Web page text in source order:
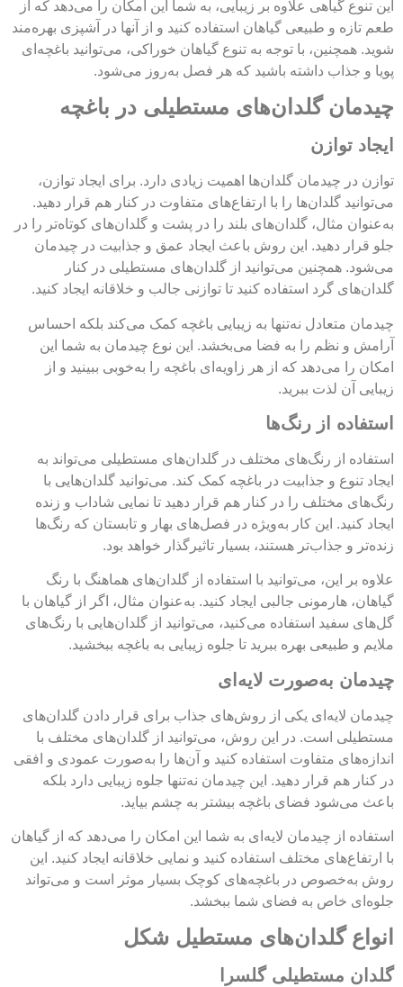
این تنوع گیاهی علاوه بر زیبایی، به شما این امکان را می‌دهد که از
طعم تازه و طبیعی گیاهان استفاده کنید و از آنها در آشپزی بهره‌مند
شوید. همچنین، با توجه به تنوع گیاهان خوراکی، می‌توانید باغچه‌ای
پویا و جذاب داشته باشید که هر فصل به‌روز می‌شود.
چیدمان گلدان‌های مستطیلی در باغچه
ایجاد توازن
توازن در چیدمان گلدان‌ها اهمیت زیادی دارد. برای ایجاد توازن،
می‌توانید گلدان‌ها را با ارتفاع‌های متفاوت در کنار هم قرار دهید.
به‌عنوان مثال، گلدان‌های بلند را در پشت و گلدان‌های کوتاه‌تر را در
جلو قرار دهید. این روش باعث ایجاد عمق و جذابیت در چیدمان
می‌شود. همچنین می‌توانید از گلدان‌های مستطیلی در کنار
گلدان‌های گرد استفاده کنید تا توازنی جالب و خلاقانه ایجاد کنید.
چیدمان متعادل نه‌تنها به زیبایی باغچه کمک می‌کند بلکه احساس
آرامش و نظم را به فضا می‌بخشد. این نوع چیدمان به شما این
امکان را می‌دهد که از هر زاویه‌ای باغچه را به‌خوبی ببینید و از
زیبایی آن لذت ببرید.
استفاده از رنگ‌ها
استفاده از رنگ‌های مختلف در گلدان‌های مستطیلی می‌تواند به
ایجاد تنوع و جذابیت در باغچه کمک کند. می‌توانید گلدان‌هایی با
رنگ‌های مختلف را در کنار هم قرار دهید تا نمایی شاداب و زنده
ایجاد کنید. این کار به‌ویژه در فصل‌های بهار و تابستان که رنگ‌ها
زنده‌تر و جذاب‌تر هستند، بسیار تاثیرگذار خواهد بود.
علاوه بر این، می‌توانید با استفاده از گلدان‌های هماهنگ با رنگ
گیاهان، هارمونی جالبی ایجاد کنید. به‌عنوان مثال، اگر از گیاهان با
گل‌های سفید استفاده می‌کنید، می‌توانید از گلدان‌هایی با رنگ‌های
ملایم و طبیعی بهره ببرید تا جلوه زیبایی به باغچه ببخشید.
چیدمان به‌صورت لایه‌ای
چیدمان لایه‌ای یکی از روش‌های جذاب برای قرار دادن گلدان‌های
مستطیلی است. در این روش، می‌توانید از گلدان‌های مختلف با
اندازه‌های متفاوت استفاده کنید و آن‌ها را به‌صورت عمودی و افقی
در کنار هم قرار دهید. این چیدمان نه‌تنها جلوه زیبایی دارد بلکه
باعث می‌شود فضای باغچه بیشتر به چشم بیاید.
استفاده از چیدمان لایه‌ای به شما این امکان را می‌دهد که از گیاهان
با ارتفاع‌های مختلف استفاده کنید و نمایی خلاقانه ایجاد کنید. این
روش به‌خصوص در باغچه‌های کوچک بسیار موثر است و می‌تواند
جلوه‌ای خاص به فضای شما ببخشد.
انواع گلدان‌های مستطیل شکل
گلدان مستطیلی گلسرا